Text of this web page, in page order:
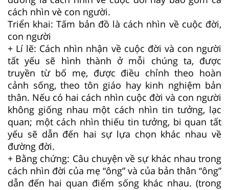
cách nhìn vè con người.
Triển khai: Tấm bản đồ là cách nhìn về cuộc đời,
con người
+ Lí lẽ: Cách nhìn nhận về cuộc đời và con người
tất yếu sẽ hình thành ở mỗi chúng ta, được
truyền từ bố mẹ, được điều chỉnh theo hoàn
cảnh sống, theo tôn giáo hay kinh nghiệm bản
thân. Nếu có hai cách nhìn cuộc đời và con người
không giống nhau một cách nhìn tin tưởng, lạc
quan; một cách nhìn thiếu tin tưởng, bi quan tất
yếu sẽ dẫn đến hai sự lựa chọn khác nhau về
đường đời.
+ Bằng chứng: Câu chuyện về sự khác nhau trong
cách nhìn đời của mẹ “ông” và của bản thân “ông”
dẫn đến hai quan điểm sống khác nhau. (trong